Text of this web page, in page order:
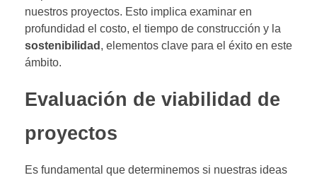
nuestros proyectos. Esto implica examinar en
profundidad el costo, el tiempo de construcción y la
sostenibilidad , elementos clave para el éxito en este
ámbito.
Evaluación de viabilidad de
proyectos
Es fundamental que determinemos si nuestras ideas